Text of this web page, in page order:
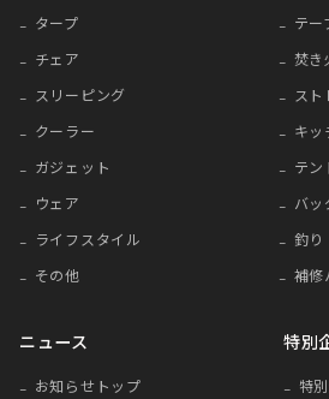
タープ
テー
チェア
焚き
スリーピング
スト
クーラー
キッ
ガジェット
テン
ウェア
バッ
ライフスタイル
釣り
その他
補修
ニュース
お知らせトップ
特別
特